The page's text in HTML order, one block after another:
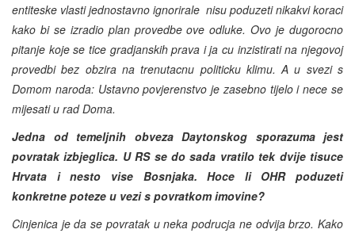
entiteske vlasti jednostavno ignorirale ­ nisu poduzeti nikakvi koraci
kako bi se izradio plan provedbe ove odluke. Ovo je dugorocno
pitanje koje se tice gradjanskih prava i ja cu inzistirati na njegovoj
provedbi bez obzira na trenutacnu politicku klimu. A u svezi s
Domom naroda: Ustavno povjerenstvo je zasebno tijelo i nece se
mijesati u rad Doma.
Jedna od temeljnih obveza Daytonskog sporazuma jest
povratak izbjeglica. U RS se do sada vratilo tek dvije tisuce
Hrvata i nesto vise Bosnjaka. Hoce li OHR poduzeti
konkretne poteze u vezi s povratkom imovine?
Cinjenica je da se povratak u neka podrucja ne odvija brzo. Kako